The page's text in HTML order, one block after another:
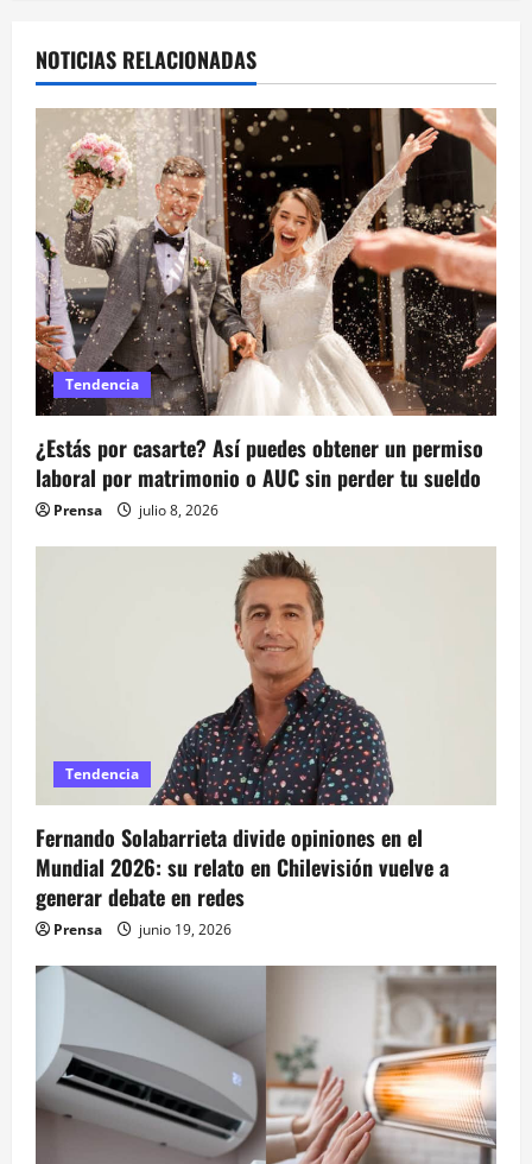
a
c
ó
n
d
e
e
n
t
r
NOTICIAS RELACIONADAS
Tendencia
¿Estás por casarte? Así puedes obtener un permiso
laboral por matrimonio o AUC sin perder tu sueldo
Prensa julio 8, 2026
Tendencia
Fernando Solabarrieta divide opiniones en el
Mundial 2026: su relato en Chilevisión vuelve a
generar debate en redes
Prensa junio 19, 2026